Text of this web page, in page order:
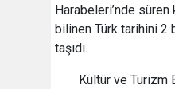
Harabeleri’nde süren
bilinen Türk tarihini 2
taşıdı.
Kültür ve Turizm